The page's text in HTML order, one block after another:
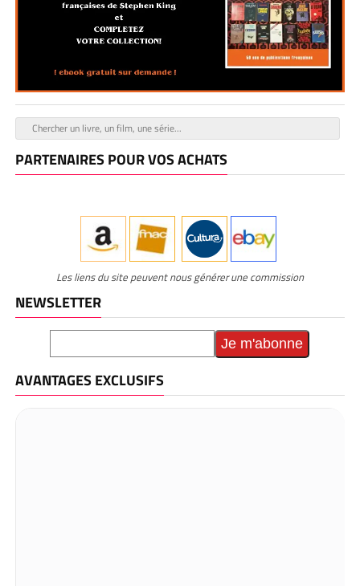
PARTENAIRES POUR VOS ACHATS
Les liens du site peuvent nous générer une commission
NEWSLETTER
AVANTAGES EXCLUSIFS